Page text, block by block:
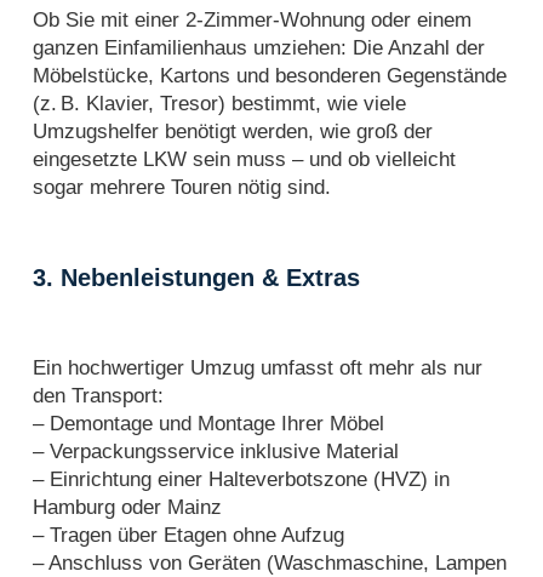
Ob Sie mit einer 2-Zimmer-Wohnung oder einem
ganzen Einfamilienhaus umziehen: Die Anzahl der
Möbelstücke, Kartons und besonderen Gegenstände
(z. B. Klavier, Tresor) bestimmt, wie viele
Umzugshelfer benötigt werden, wie groß der
eingesetzte LKW sein muss – und ob vielleicht
sogar mehrere Touren nötig sind.
3. Nebenleistungen & Extras
Ein hochwertiger Umzug umfasst oft mehr als nur
den Transport:
– Demontage und Montage Ihrer Möbel
– Verpackungsservice inklusive Material
– Einrichtung einer Halteverbotszone (HVZ) in
Hamburg oder Mainz
– Tragen über Etagen ohne Aufzug
– Anschluss von Geräten (Waschmaschine, Lampen